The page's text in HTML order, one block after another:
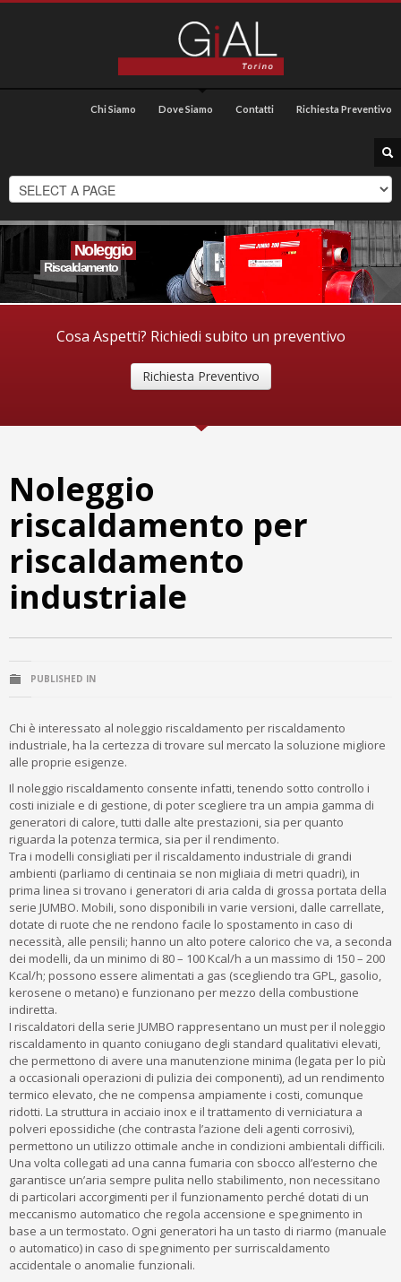
Chi Siamo Dove Siamo Contatti Richiesta Preventivo
Noleggio
Riscaldamento
Cosa Aspetti? Richiedi subito un preventivo
Richiesta Preventivo
Noleggio
riscaldamento per
riscaldamento
industriale
PUBLISHED IN
Chi è interessato al noleggio riscaldamento per riscaldamento
industriale, ha la certezza di trovare sul mercato la soluzione migliore
alle proprie esigenze.
Il noleggio riscaldamento consente infatti, tenendo sotto controllo i
costi iniziale e di gestione, di poter scegliere tra un ampia gamma di
generatori di calore, tutti dalle alte prestazioni, sia per quanto
riguarda la potenza termica, sia per il rendimento.
Tra i modelli consigliati per il riscaldamento industriale di grandi
ambienti (parliamo di centinaia se non migliaia di metri quadri), in
prima linea si trovano i generatori di aria calda di grossa portata della
serie JUMBO. Mobili, sono disponibili in varie versioni, dalle carrellate,
dotate di ruote che ne rendono facile lo spostamento in caso di
necessità, alle pensili; hanno un alto potere calorico che va, a seconda
dei modelli, da un minimo di 80 – 100 Kcal/h a un massimo di 150 – 200
Kcal/h; possono essere alimentati a gas (scegliendo tra GPL, gasolio,
kerosene o metano) e funzionano per mezzo della combustione
indiretta.
I riscaldatori della serie JUMBO rappresentano un must per il noleggio
riscaldamento in quanto coniugano degli standard qualitativi elevati,
che permettono di avere una manutenzione minima (legata per lo più
a occasionali operazioni di pulizia dei componenti), ad un rendimento
termico elevato, che ne compensa ampiamente i costi, comunque
ridotti. La struttura in acciaio inox e il trattamento di verniciatura a
polveri epossidiche (che contrasta l’azione deli agenti corrosivi),
permettono un utilizzo ottimale anche in condizioni ambientali difficili.
Una volta collegati ad una canna fumaria con sbocco all’esterno che
garantisce un’aria sempre pulita nello stabilimento, non necessitano
di particolari accorgimenti per il funzionamento perché dotati di un
meccanismo automatico che regola accensione e spegnimento in
base a un termostato. Ogni generatori ha un tasto di riarmo (manuale
o automatico) in caso di spegnimento per surriscaldamento
accidentale o anomalie funzionali.